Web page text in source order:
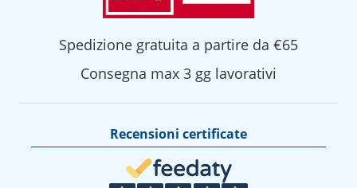
Spedizione gratuita a partire da €65
Consegna max 3 gg lavorativi
Recensioni certificate